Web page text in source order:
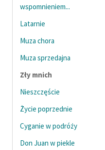
Ręce pełne poezji
Kolekcje edukacyjne
twórców przechodzących
lektur szkolnych oraz
Starego Testamentu
Odkurzamy bohaterów
Szkoła Poezji Wolnych
Lektur
O nas
wspomnieniem...
Latarnie
Muza chora
Muza sprzedajna
Zły mnich
Nieszczęście
Życie poprzednie
Cyganie w podróży
Don Juan w piekle